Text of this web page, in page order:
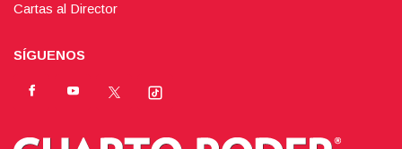
Cartas al Director
SÍGUENOS